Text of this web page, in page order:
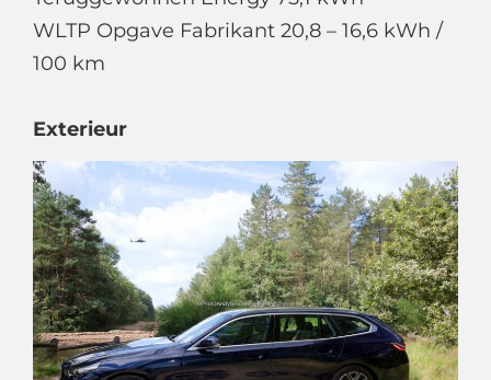
WLTP Opgave Fabrikant 20,8 – 16,6 kWh /
100 km
Exterieur